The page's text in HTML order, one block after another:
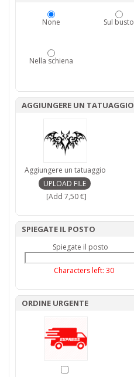
None Sul busto
Nella schiena
AGGIUNGERE UN TATUAGGIO
Aggiungere un tatuaggio
[Add 7,50 €]
SPIEGATE IL POSTO
Spiegate il posto
Characters left: 30
ORDINE URGENTE